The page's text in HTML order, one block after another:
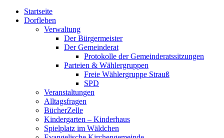
oben
scrollen
Startseite
Dorfleben
Verwaltung
Der Bürgermeister
Der Gemeinderat
Protokolle der Gemeinderatssitzungen
Parteien & Wählergruppen
Freie Wählergruppe Strauß
SPD
Veranstaltungen
Alltagsfragen
BücherZelle
Kindergarten – Kinderhaus
Spielplatz im Wäldchen